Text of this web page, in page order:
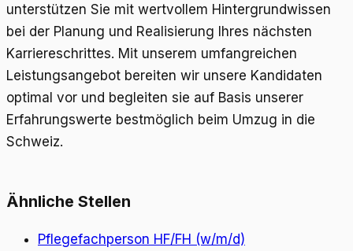
unterstützen Sie mit wertvollem Hintergrundwissen
bei der Planung und Realisierung Ihres nächsten
Karriereschrittes. Mit unserem umfangreichen
Leistungsangebot bereiten wir unsere Kandidaten
optimal vor und begleiten sie auf Basis unserer
Erfahrungswerte bestmöglich beim Umzug in die
Schweiz.
Ähnliche Stellen
Pflegefachperson HF/FH (w/m/d)